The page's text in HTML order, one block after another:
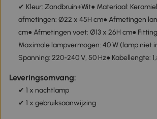
✔ Kleur: Zandbruin+Wit● Materiaal:
afmetingen: Ø22 x 45H cm● Afmetingen
cm● Afmetingen voet: Ø13 x 26H cm●
Maximale lampvermogen: 40 W (lamp niet
Spanning: 220-240 V, 50 Hz● Kabellengte:
Leveringsomvang:
✔ 1 x nachtlamp
✔ 1 x gebruiksaanwijzing